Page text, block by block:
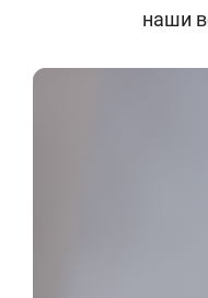
наши